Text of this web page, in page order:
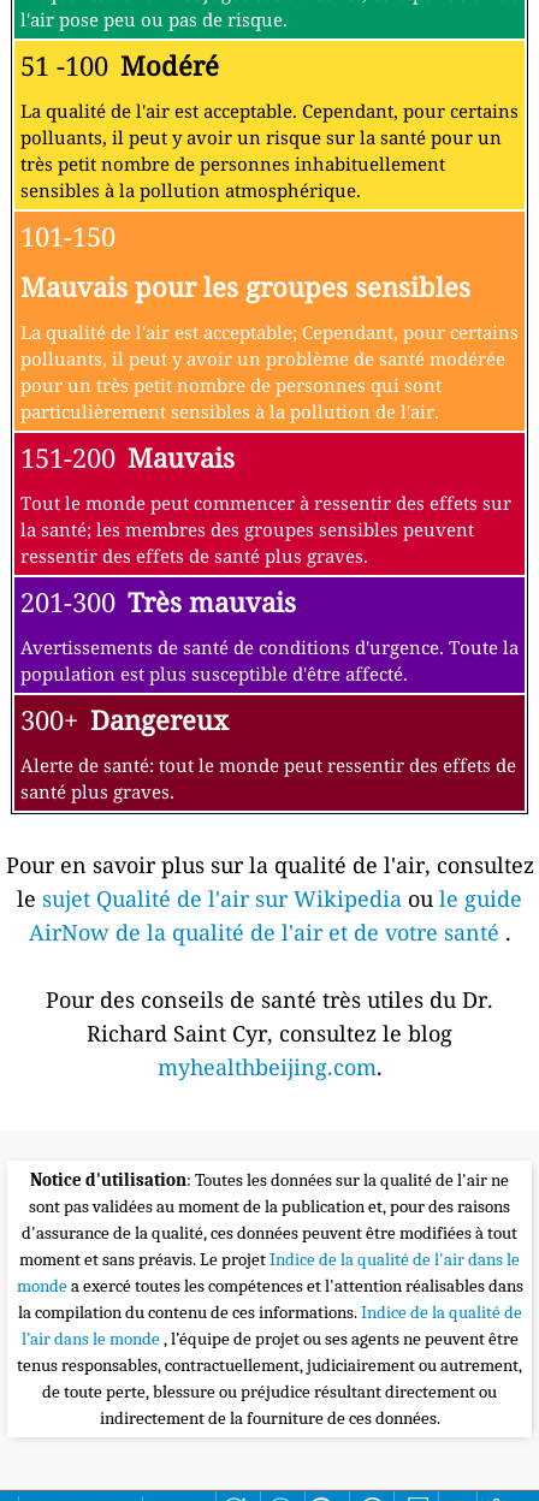
l'air pose peu ou pas de risque.
51 -100 Modéré
La qualité de l'air est acceptable. Cependant, pour certains
polluants, il peut y avoir un risque sur la santé pour un
très petit nombre de personnes inhabituellement
sensibles à la pollution atmosphérique.
101-150
Mauvais pour les groupes sensibles
La qualité de l'air est acceptable; Cependant, pour certains
polluants, il peut y avoir un problème de santé modérée
pour un très petit nombre de personnes qui sont
particulièrement sensibles à la pollution de l'air.
151-200 Mauvais
Tout le monde peut commencer à ressentir des effets sur
la santé; les membres des groupes sensibles peuvent
ressentir des effets de santé plus graves.
201-300 Très mauvais
Avertissements de santé de conditions d'urgence. Toute la
population est plus susceptible d'être affecté.
300+ Dangereux
Alerte de santé: tout le monde peut ressentir des effets de
santé plus graves.
Pour en savoir plus sur la qualité de l'air, consultez
le sujet Qualité de l'air sur Wikipedia ou le guide
AirNow de la qualité de l'air et de votre santé .
Pour des conseils de santé très utiles du Dr.
Richard Saint Cyr, consultez le blog
myhealthbeijing.com.
Notice d'utilisation: Toutes les données sur la qualité de l'air ne
sont pas validées au moment de la publication et, pour des raisons
d'assurance de la qualité, ces données peuvent être modifiées à tout
moment et sans préavis. Le projetIndice de la qualité de l'air dans le
mondea exercé toutes les compétences et l'attention réalisables dans
la compilation du contenu de ces informations.Indice de la qualité de
l’air dans le monde, l’équipe de projet ou ses agents ne peuvent être
tenus responsables, contractuellement, judiciairement ou autrement,
de toute perte, blessure ou préjudice résultant directement ou
indirectement de la fourniture de ces données.